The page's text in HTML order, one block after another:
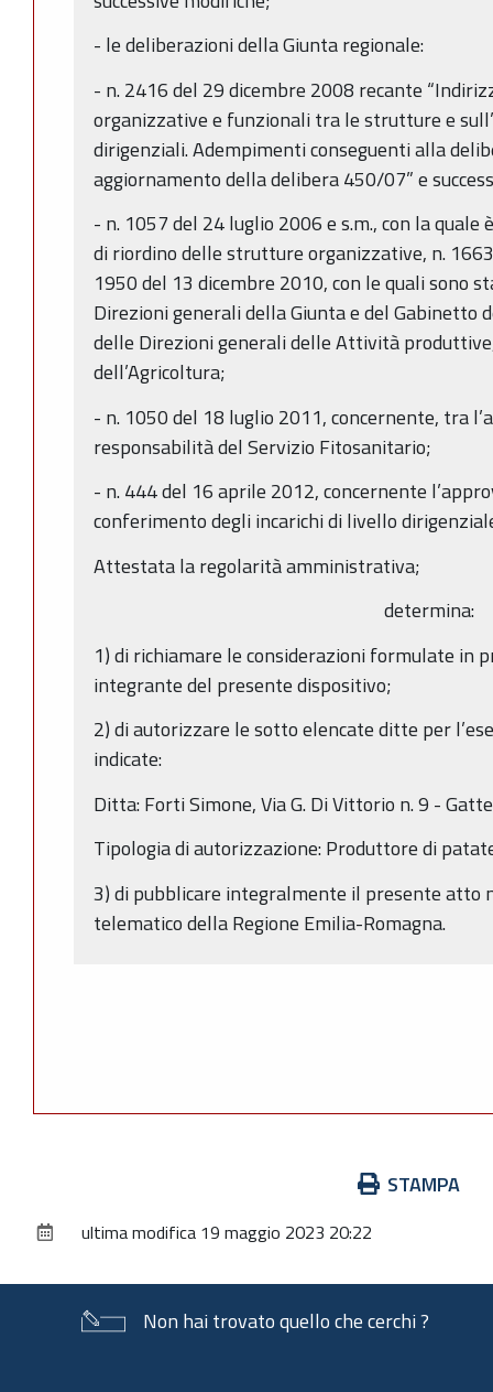
- le deliberazioni della Giunta regionale:
- n. 2416 del 29 dicembre 2008 recante
organizzative e funzionali tra le strutture e
dirigenziali. Adempimenti conseguenti alla
aggiornamento della delibera 450/07” e
- n. 1057 del 24 luglio 2006 e s.m., con la
di riordino delle strutture organizzative, n.
1950 del 13 dicembre 2010, con le quali sono
Direzioni generali della Giunta e del Gabinetto
delle Direzioni generali delle Attività
dell’Agricoltura;
- n. 1050 del 18 luglio 2011, concernente, tra
responsabilità del Servizio Fitosanitario;
- n. 444 del 16 aprile 2012, concernente
conferimento degli incarichi di livello
Attestata la regolarità amministrativa;
determina:
1) di richiamare le considerazioni formulate in
integrante del presente dispositivo;
2) di autorizzare le sotto elencate ditte per
indicate:
Ditta: Forti Simone, Via G. Di Vittorio n. 9 -
Tipologia di autorizzazione: Produttore di
3) di pubblicare integralmente il presente atto
telematico della Regione Emilia-Romagna.
documento
STAMPA
ultima modifica 19 maggio 2023 20:22
Non hai trovato quello che cerchi ?